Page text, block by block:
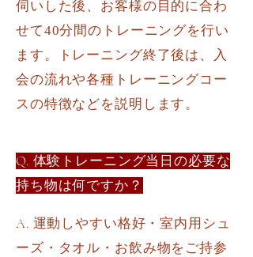
伺いした後、お客様の目的に合わ
せて40分間のトレーニングを行い
ます。トレーニング終了後は、入
会の流れや各種トレーニングコー
スの特徴などを説明します。
Q. 体験トレーニング当日の必要な
持ち物は何ですか？
A. 運動しやすい格好・室内用シュ
ーズ・タオル・お飲み物をご持参